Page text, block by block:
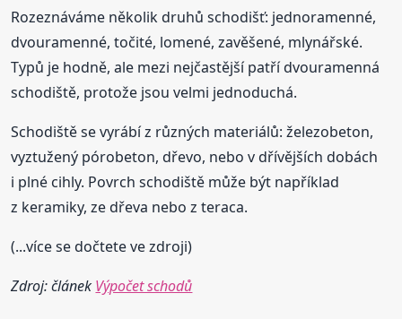
Rozeznáváme několik druhů schodišť: jednoramenné,
dvouramenné, točité, lomené, zavěšené, mlynářské.
Typů je hodně, ale mezi nejčastější patří dvouramenná
schodiště, protože jsou velmi jednoduchá.
Schodiště se vyrábí z různých materiálů: železobeton,
vyztužený pórobeton, dřevo, nebo v dřívějších dobách
i plné cihly. Povrch schodiště může být například
z keramiky, ze dřeva nebo z teraca.
(...více se dočtete ve zdroji)
Zdroj: článek Výpočet schodů